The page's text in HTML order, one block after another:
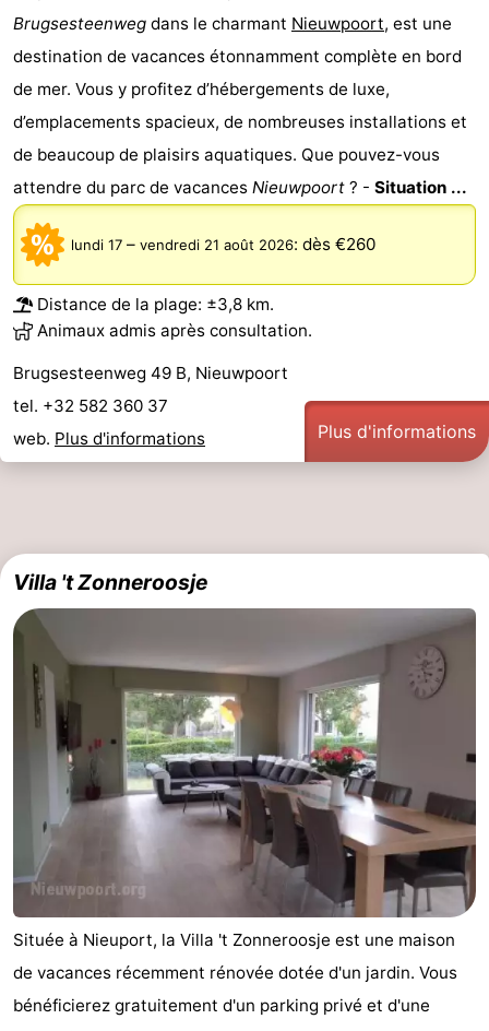
Brugsesteenweg dans le charmant Nieuwpoort, est une
destination de vacances étonnamment complète en bord
de mer. Vous y profitez d’hébergements de luxe,
d’emplacements spacieux, de nombreuses installations et
de beaucoup de plaisirs aquatiques. Que pouvez-vous
attendre du parc de vacances Nieuwpoort ? - Situation ...
lundi 17 – vendredi 21 août 2026: dès €260
Distance de la plage: ±3,8 km.
Animaux admis après consultation.
Brugsesteenweg 49 B, Nieuwpoort
tel. +32 582 360 37
web. Plus d'informations Plus d'informations
Villa 't Zonneroosje
Située à Nieuport, la Villa 't Zonneroosje est une maison
de vacances récemment rénovée dotée d'un jardin. Vous
bénéficierez gratuitement d'un parking privé et d'une